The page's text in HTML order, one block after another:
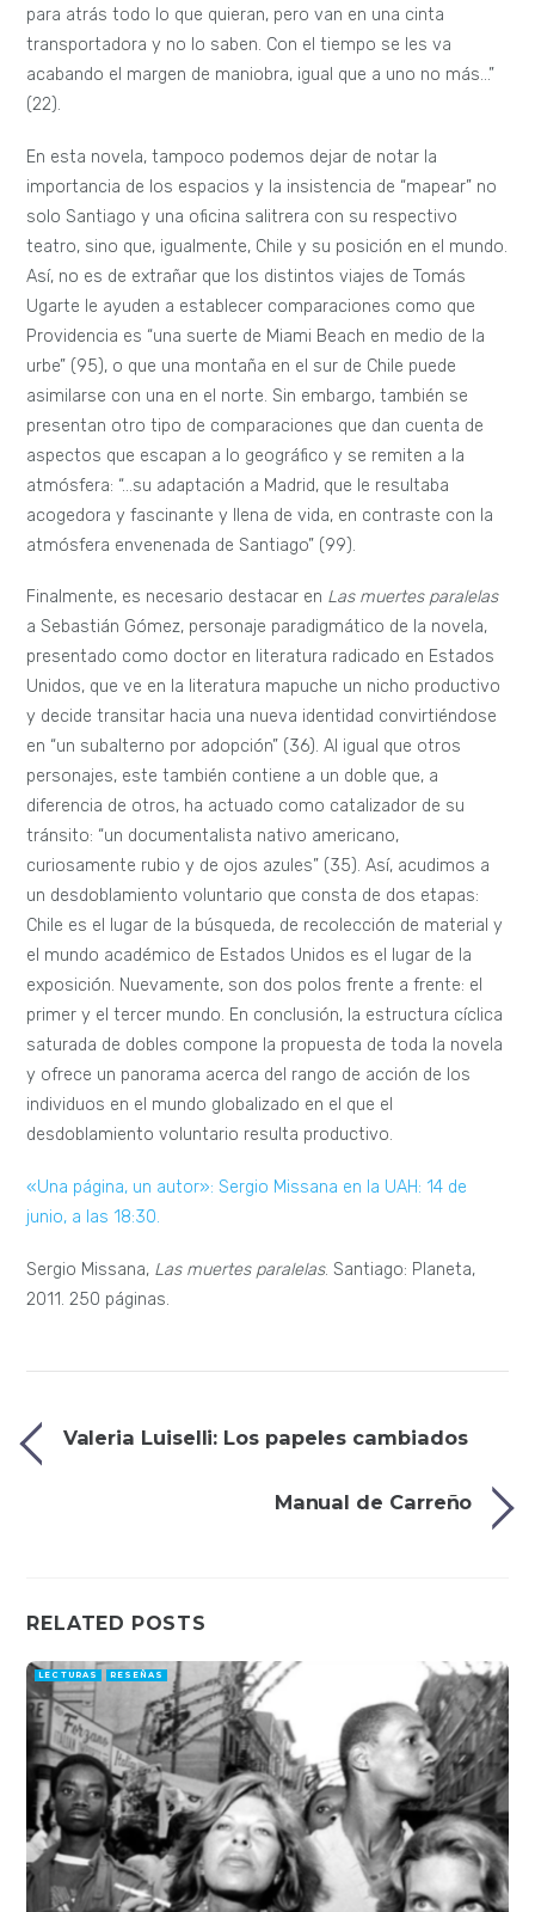
para atrás todo lo que quieran, pero van en una cinta
transportadora y no lo saben. Con el tiempo se les va
acabando el margen de maniobra, igual que a uno no más…”
(22).
En esta novela, tampoco podemos dejar de notar la
importancia de los espacios y la insistencia de “mapear” no
solo Santiago y una oficina salitrera con su respectivo
teatro, sino que, igualmente, Chile y su posición en el mundo.
Así, no es de extrañar que los distintos viajes de Tomás
Ugarte le ayuden a establecer comparaciones como que
Providencia es “una suerte de Miami Beach en medio de la
urbe” (95), o que una montaña en el sur de Chile puede
asimilarse con una en el norte. Sin embargo, también se
presentan otro tipo de comparaciones que dan cuenta de
aspectos que escapan a lo geográfico y se remiten a la
atmósfera: “…su adaptación a Madrid, que le resultaba
acogedora y fascinante y llena de vida, en contraste con la
atmósfera envenenada de Santiago” (99).
Finalmente, es necesario destacar en Las muertes paralelas
a Sebastián Gómez, personaje paradigmático de la novela,
presentado como doctor en literatura radicado en Estados
Unidos, que ve en la literatura mapuche un nicho productivo
y decide transitar hacia una nueva identidad convirtiéndose
en “un subalterno por adopción” (36). Al igual que otros
personajes, este también contiene a un doble que, a
diferencia de otros, ha actuado como catalizador de su
tránsito: “un documentalista nativo americano,
curiosamente rubio y de ojos azules” (35). Así, acudimos a
un desdoblamiento voluntario que consta de dos etapas:
Chile es el lugar de la búsqueda, de recolección de material y
el mundo académico de Estados Unidos es el lugar de la
exposición. Nuevamente, son dos polos frente a frente: el
primer y el tercer mundo. En conclusión, la estructura cíclica
saturada de dobles compone la propuesta de toda la novela
y ofrece un panorama acerca del rango de acción de los
individuos en el mundo globalizado en el que el
desdoblamiento voluntario resulta productivo.
«Una página, un autor»: Sergio Missana en la UAH: 14 de
junio, a las 18:30.
Sergio Missana, Las muertes paralelas. Santiago: Planeta,
2011. 250 páginas.
Valeria Luiselli: Los papeles cambiados
Manual de Carreño
RELATED POSTS
LECTURAS RESEÑAS